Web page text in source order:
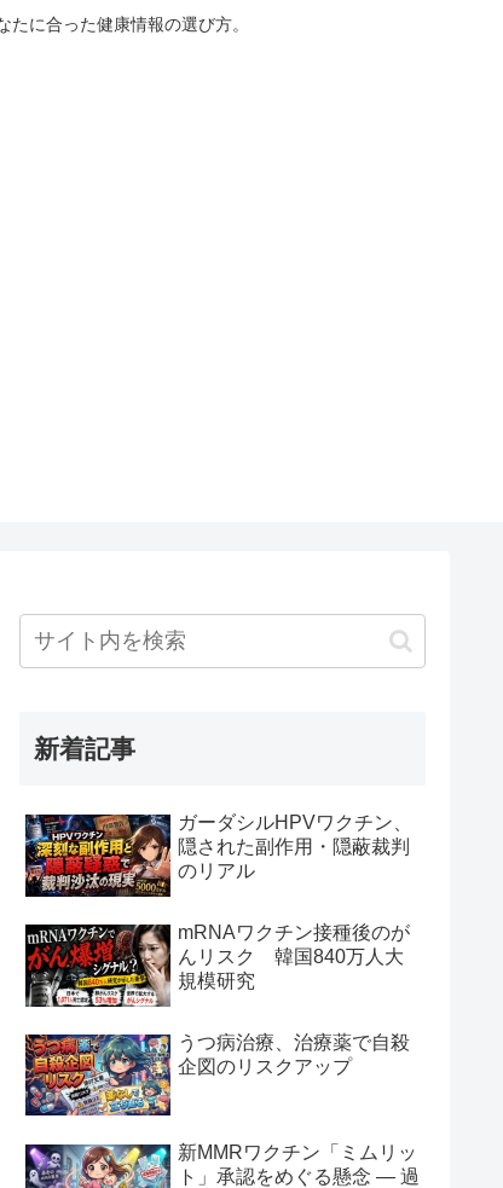
に合った健康情報の選び方。
新着記事
ガーダシルHPVワクチン、
隠された副作用・隠蔽裁判
のリアル
mRNAワクチン接種後のが
んリスク 韓国840万人大
規模研究
うつ病治療、治療薬で自殺
企図のリスクアップ
新MMRワクチン「ミムリッ
ト」承認をめぐる懸念 — 過